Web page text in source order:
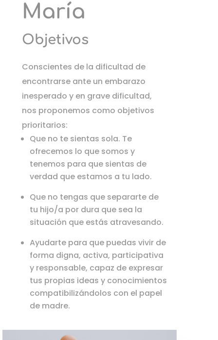
María
Objetivos
Conscientes de la dificultad de
encontrarse ante un embarazo
inesperado y en grave dificultad,
nos proponemos como objetivos
prioritarios:
Que no te sientas sola. Te
ofrecemos lo que somos y
tenemos para que sientas de
verdad que estamos a tu lado.
Que no tengas que separarte de
tu hijo/a por dura que sea la
situación que estás atravesando.
Ayudarte para que puedas vivir de
forma digna, activa, participativa
y responsable, capaz de expresar
tus propias ideas y conocimientos
compatibilizándolos con el papel
de madre.